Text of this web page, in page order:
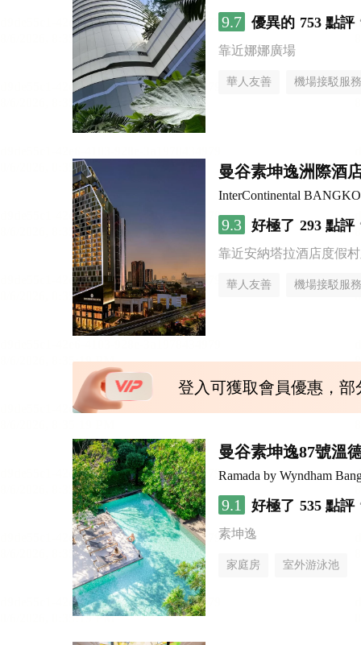
9.7 優異的 753 點評
靠近娜娜廣場
華人友善 機場接駁服務
曼谷素坤逸洲際酒
InterContinental
9.3 好極了 293 點評
靠近安納塔拉酒店度假
華人友善 機場接駁服務
登入可獲取會員優惠，
曼谷素坤逸87號溫
Ramada by Wyndham
9.1 好極了 535 點評
素坤逸
家庭房 室外游泳池